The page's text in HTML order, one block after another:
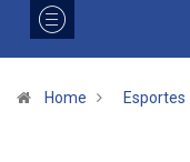
Home Esportes